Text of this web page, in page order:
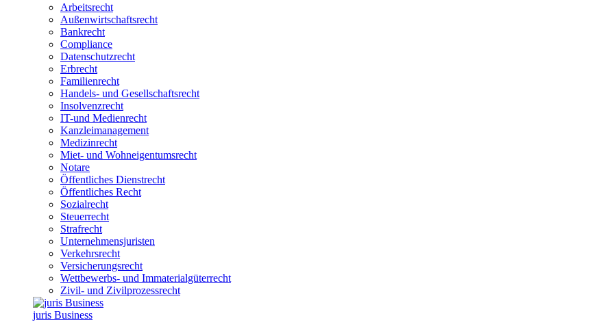
Arbeitsrecht
Außenwirtschaftsrecht
Bankrecht
Compliance
Datenschutzrecht
Erbrecht
Familienrecht
Handels- und Gesellschaftsrecht
Insolvenzrecht
IT-und Medienrecht
Kanzleimanagement
Medizinrecht
Miet- und Wohneigentumsrecht
Notare
Öffentliches Dienstrecht
Öffentliches Recht
Sozialrecht
Steuerrecht
Strafrecht
Unternehmensjuristen
Verkehrsrecht
Versicherungsrecht
Wettbewerbs- und Immaterialgüterrecht
Zivil- und Zivilprozessrecht
juris Business